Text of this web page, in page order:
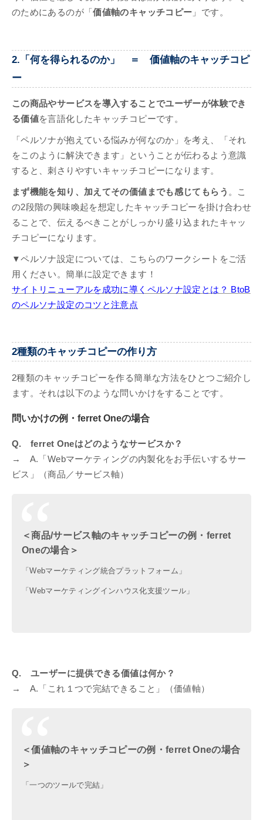
のためにあるのが「価値軸のキャッチコピー 」です。
2.「何を得られるのか」 ＝ 価値軸のキャッチコピ
ー
この商品やサービスを導入することでユーザーが体験でき
る価値を言語化したキャッチコピーです。
「ペルソナが抱えている悩みが何なのか」を考え、「それ
をこのように解決できます」ということが伝わるよう意識
すると、刺さりやすいキャッチコピーになります。
まず機能を知り、加えてその価値までも感じてもらう 。こ
の2段階の興味喚起を想定したキャッチコピーを掛け合わせ
ることで、伝えるべきことがしっかり盛り込まれたキャッ
チコピーになります。
▼ペルソナ設定については、こちらのワークシートをご活
用ください。簡単に設定できます！
サイトリニューアルを成功に導くペルソナ設定とは？ BtoB
のペルソナ設定のコツと注意点
2種類のキャッチコピーの作り方
2種類のキャッチコピーを作る簡単な方法をひとつご紹介し
ます。それは以下のような問いかけをすることです。
問いかけの例・ferret Oneの場合
Q. ferret Oneはどのようなサービスか？
→ A.「Webマーケティングの内製化をお手伝いするサー
ビス」（商品／サービス軸）
＜商品/サービス軸のキャッチコピーの例・ferret
Oneの場合＞
「Webマーケティング統合プラットフォーム」
「Webマーケティングインハウス化支援ツール」
Q. ユーザーに提供できる価値は何か？
→ A.「これ１つで完結できること」（価値軸）
＜価値軸のキャッチコピーの例・ferret Oneの場合
＞
「一つのツールで完結」